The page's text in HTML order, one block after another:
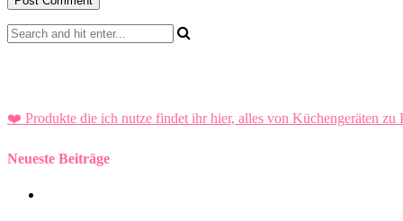
❤️ Produkte die ich nutze findet ihr hier, alles von Küchengeräten zu
Neueste Beiträge